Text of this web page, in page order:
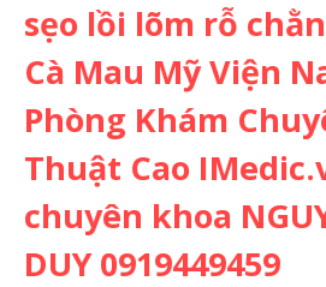
sẹo lồi lõm rỗ
Cà Mau Mỹ Viện
Phòng Khám
Thuật Cao
chuyên khoa
DUY 0919449459